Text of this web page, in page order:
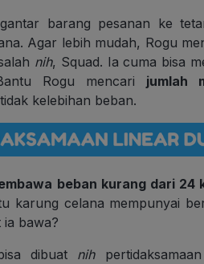
barang pesanan ke
Agar lebih mudah, Rogu
nih, Squad. Ia cuma bisa
Rogu mencari
jumlah
kelebihan beban.
beban kurang dari 24
karung celana mempunyai
bawa?
dibuat nih